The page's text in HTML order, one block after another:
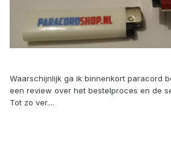
Waarschijnlijk ga ik binnenkort paracord
een review over het bestelproces en de
Tot zo ver....